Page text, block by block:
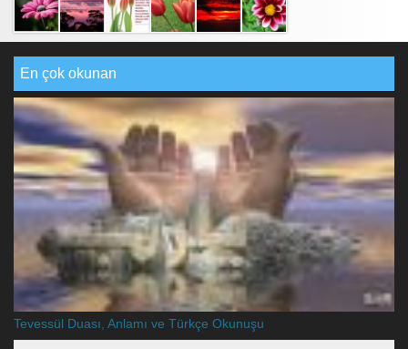
En çok okunan
Tevessül Duası, Anlamı ve Türkçe Okunuşu